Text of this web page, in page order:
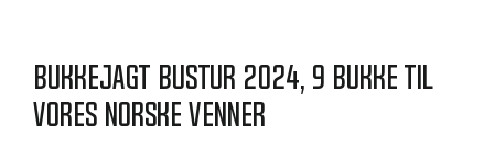
Bukkejagt bustur 2024, 9 bukke til
vores norske venner